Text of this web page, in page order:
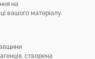
створена
на
вашого матеріалу.